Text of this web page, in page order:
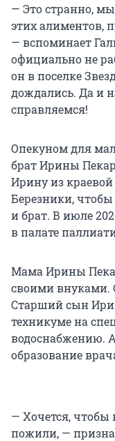
— Это странно,
этих алиментов,
— вспоминает
официально не
он в поселке
дождались. Да и
справляемся!
Опекуном для
брат Ирины
Ирину из
Березники, чтобы
и брат. В июле
в палате
Мама Ирины
своими внуками.
Старший сын
техникуме на
водоснабжению.
образование
— Хочется,
пожили, —